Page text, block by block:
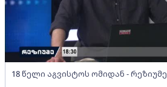
18 წელი აგვისტოს ომიდან - რეზიუმე